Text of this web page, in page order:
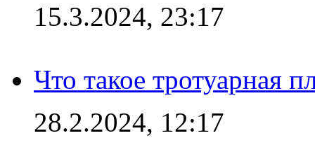
15.3.2024, 23:17
Что такое тротуарная
28.2.2024, 12:17